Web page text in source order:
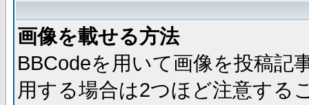
画像を載せる方法
BBCodeを用いて画像を投稿記
用する場合は2つほど注意する